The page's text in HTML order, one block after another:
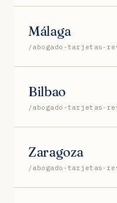
Málaga
/abogado-tarjetas-
Bilbao
/abogado-tarjetas-
Zaragoza
/abogado-tarjetas-